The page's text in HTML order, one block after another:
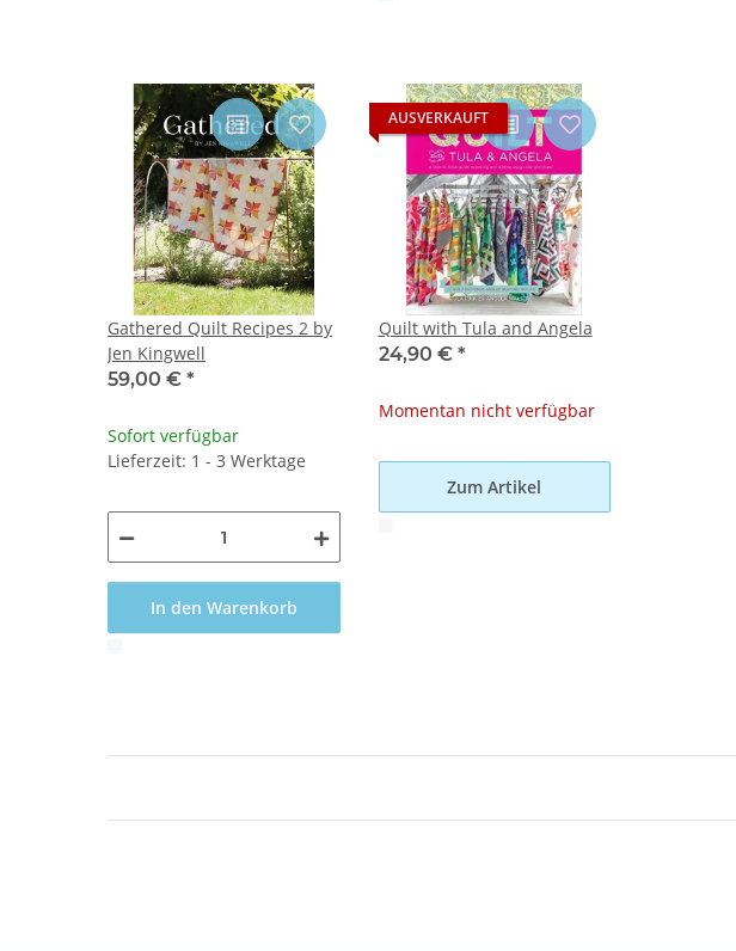
Gathered Quilt Recipes 2 by
Jen Kingwell
59,00 € *
Sofort verfügbar
Lieferzeit: 1 - 3 Werktage
In den Warenkorb
AUSVERKAUFT
Quilt with Tula and Angela
24,90 € *
Momentan nicht verfügbar
Zum Artikel